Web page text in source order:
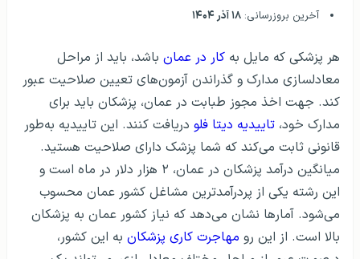
آخرین بروزرسانی: ۱۸ آذر ۱۴۰۴
هر پزشکی که مایل به کار در عمان باشد، باید از مراحل
معادلسازی مدارک و گذراندن آزمون‌های تعیین صلاحیت عبور
کند. جهت اخذ مجوز طبابت در عمان، پزشکان باید برای
مدارک خود، تاییدیه دیتا فلو دریافت کنند. این تاییدیه به‌طور
قانونی ثابت می‌کند که شما پزشک دارای صلاحیت هستید.
میانگین درآمد پزشکان در عمان، ۲ هزار دلار در ماه است و
این رشته یکی از پردرآمدترین مشاغل کشور عمان محسوب
می‌شود. آمارها نشان می‌دهد که نیاز کشور عمان به پزشکان
بالا است. از این رو مهاجرت کاری پزشکان به این کشور،